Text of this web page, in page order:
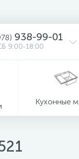
938-99-01
9:00-18:00
Кухонные